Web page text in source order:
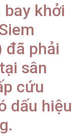
bay khởi
đã phải
sân
cứu
dấu hiệu